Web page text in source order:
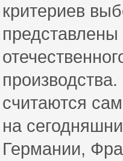
критериев
считаются
на
Германии,